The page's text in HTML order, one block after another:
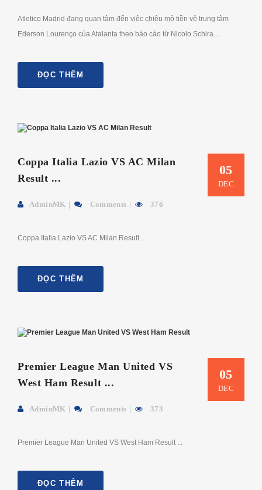
Atletico Madrid đang quan tâm đến việc chiêu mộ tiền vệ trung tâm
Ederson Lourenço của Atalanta theo báo cáo từ Nicolo Schira....
ĐỌC THÊM
05
DEC
Coppa Italia Lazio VS AC Milan
Result ...
AdminMK Comments 376
Coppa Italia Lazio VS AC Milan Result ...
ĐỌC THÊM
05
DEC
Premier League Man United VS
West Ham Result ...
AdminMK Comments 373
Premier League Man United VS West Ham Result ...
ĐỌC THÊM